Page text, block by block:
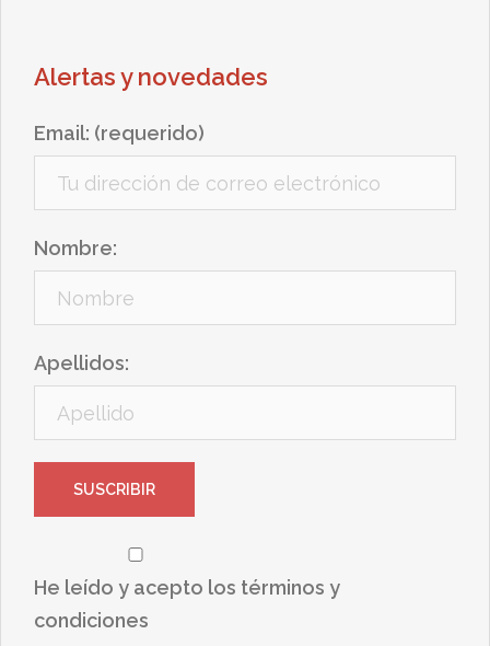
Alertas y novedades
Email: (requerido)
Nombre:
Apellidos:
He leído y acepto los términos y
condiciones